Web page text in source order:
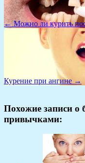
← Можно ли курить
Курение при ангине →
Похожие записи о
привычками: